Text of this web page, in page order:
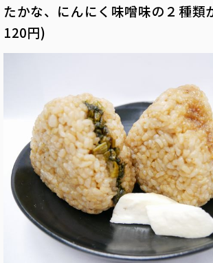
たかな、にんにく味噌味の２種類
120円)